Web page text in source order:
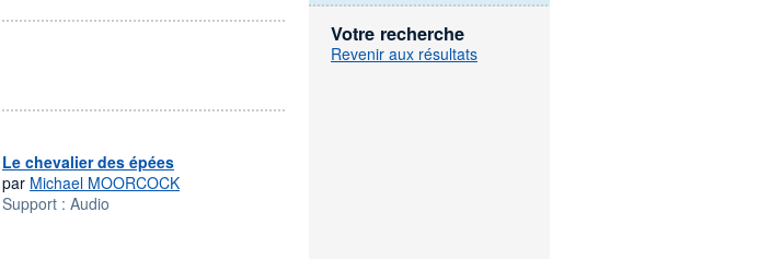
Le chevalier des épées
par Michael MOORCOCK
Support : Audio
Votre recherche
Revenir aux résultats